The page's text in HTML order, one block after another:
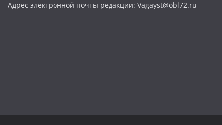
Адрес электронной почты редакции: Vagayst@obl72.ru